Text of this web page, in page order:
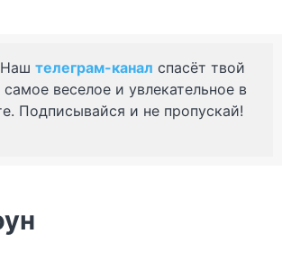
телеграм-канал спасёт твой
веселое и увлекательное в
Подписывайся и не пропускай!